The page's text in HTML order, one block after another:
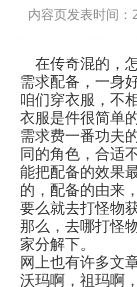
内容页发表时间
在传奇混的，
需求配备，一身
咱们穿衣服，不
衣服是件很简单
需求费一番功夫
同的角色，合适
能把配备的效果
的，配备的由来
要么就去打怪物
那么，去哪打怪
家分解下。
网上也有许多文
沃玛啊，祖玛啊